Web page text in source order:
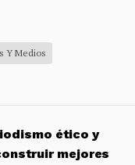
Y Medios
ético y
mejores